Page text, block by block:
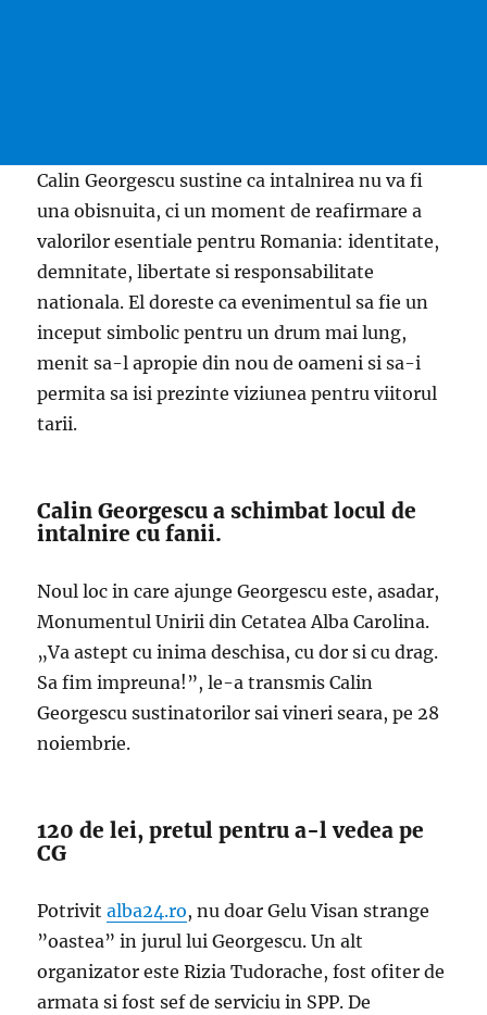
Calin Georgescu sustine ca intalnirea nu va fi
una obisnuita, ci un moment de reafirmare a
valorilor esentiale pentru Romania: identitate,
demnitate, libertate si responsabilitate
nationala. El doreste ca evenimentul sa fie un
inceput simbolic pentru un drum mai lung,
menit sa-l apropie din nou de oameni si sa-i
permita sa isi prezinte viziunea pentru viitorul
tarii.
Calin Georgescu a schimbat locul de
intalnire cu fanii.
Noul loc in care ajunge Georgescu este, asadar,
Monumentul Unirii din Cetatea Alba Carolina.
„Va astept cu inima deschisa, cu dor si cu drag.
Sa fim impreuna!”, le-a transmis Calin
Georgescu sustinatorilor sai vineri seara, pe 28
noiembrie.
120 de lei, pretul pentru a-l vedea pe
CG
Potrivitalba24.ro, nu doar Gelu Visan strange
”oastea” in jurul lui Georgescu. Un alt
organizator este Rizia Tudorache, fost ofiter de
armata si fost sef de serviciu in SPP. De